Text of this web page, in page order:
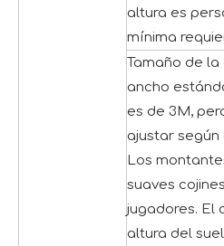
altura es
mínima
Tamaño de
ancho
es de 3M,
ajustar
Los
suaves
jugadores. El
altura del